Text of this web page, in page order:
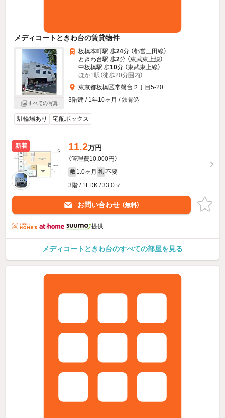
メディコートときわ台の賃貸物件
すべての写真
板橋本町駅 歩24分 （都営三田線）
ときわ台駅 歩2分 （東武東上線）
中板橋駅 歩10分 （東武東上線）
ほか1駅（徒歩20分圏内）
東京都板橋区常盤台２丁目5-20
3階建 / 1年10ヶ月 / 鉄骨造
駐輪場あり 宅配ボックス
新着 11.2万円
（管理費10,000円）
敷 1.0ヶ月 礼 不要
3階 / 1LDK / 33.0㎡
お問い合わせ （無料）
提供
メディコートときわ台のすべての部屋を見る